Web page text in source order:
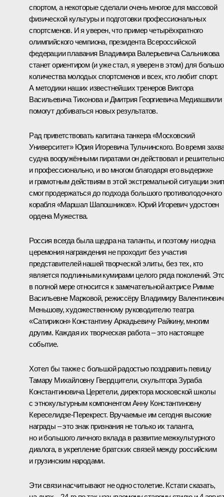
спортом, а некоторые сделали очень многое для массовой
физической культуры и подготовки профессиональных
спортсменов. И я уверен, что пример четырёхкратного
олимпийского чемпиона, президента Всероссийской
федерации плавания Владимира Валерьевича Сальникова
станет ориентиром (и уже стал, я уверен в этом) для
количества молодых спортсменов и всех, кто любит спорт.
А методики наших известнейших тренеров Виктора
Васильевича Тихонова и Дмитрия Георгиевича Медиашвили
помогут добиваться новых результатов.
Рад приветствовать капитана танкера «Московский
Университет» Юрия Игоревича Тульчинского. Во время
судна вооружёнными пиратами он действовал и
и профессионально, и во многом благодаря его выдержке
и грамотным действиям в этой экстремальной ситуации
смог продержаться до подхода большого противолодочного
корабля «Маршал Шапошников». Юрий Игоревич удостоен
ордена Мужества.
Россия всегда была щедра на таланты, и поэтому ни одна
церемония награждения не проходит без участия
представителей нашей творческой элиты, без тех, кто
является подлинными кумирами целого ряда поколений.
в полной мере относится к замечательной актрисе Римме
Васильевне Марковой, режиссёру Владимиру
Меньшову, художественному руководителю театра
«Сатирикон» Константину Аркадьевичу Райкину, многим
другим. Каждая их творческая работа – это настоящее
событие.
Хотел бы также с большой радостью поздравить певицу
Тамару Михайловну Гвердцители, скульптора Зураба
Константиновича Церетели, директора московской школы
с этнокультурным компонентом Анну Константиновну
Кереселидзе-Перекрест. Вручаемые им сегодня высокие
награды – это знак признания не только их таланта,
но и большого личного вклада в развитие межкультурного
диалога, в укрепление братских связей между российским
и грузинским народами.
Эти связи насчитывают не одно столетие. Кстати сказать,